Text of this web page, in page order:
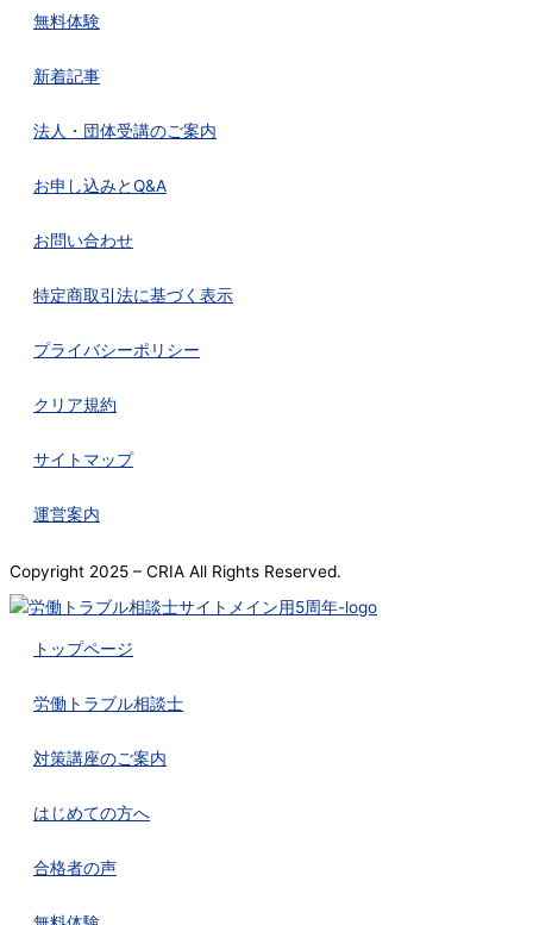
無料体験
新着記事
法人・団体受講のご案内
お申し込みとQ&A
お問い合わせ
特定商取引法に基づく表示
プライバシーポリシー
クリア規約
サイトマップ
運営案内
Copyright 2025 – CRIA All Rights Reserved.
トップページ
労働トラブル相談士
対策講座のご案内
はじめての方へ
合格者の声